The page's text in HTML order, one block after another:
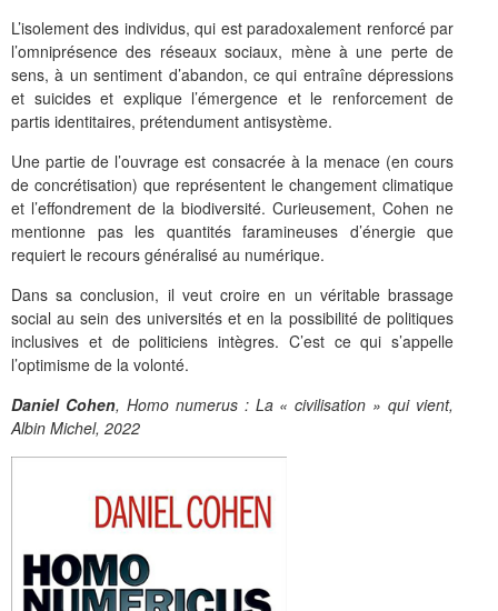
L’isolement des individus, qui est paradoxalement renforcé par
l’omniprésence des réseaux sociaux, mène à une perte de
sens, à un sentiment d’abandon, ce qui entraîne dépressions
et suicides et explique l’émergence et le renforcement de
partis identitaires, prétendument antisystème.
Une partie de l’ouvrage est consacrée à la menace (en cours
de concrétisation) que représentent le changement climatique
et l’effondrement de la biodiversité. Curieusement, Cohen ne
mentionne pas les quantités faramineuses d’énergie que
requiert le recours généralisé au numérique.
Dans sa conclusion, il veut croire en un véritable brassage
social au sein des universités et en la possibilité de politiques
inclusives et de politiciens intègres. C’est ce qui s’appelle
l’optimisme de la volonté.
Daniel Cohen, Homo numerus : La « civilisation » qui vient,
Albin Michel, 2022